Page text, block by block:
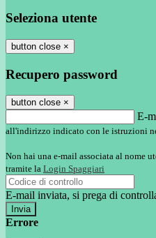
Seleziona utente
button close ×
Recupero password
button close ×
E-
all'indirizzo indicato con le istruzioni
Non hai una e-mail associata al nome
tramite la Login Spaggiari
E-mail inviata, si prega di
Errore